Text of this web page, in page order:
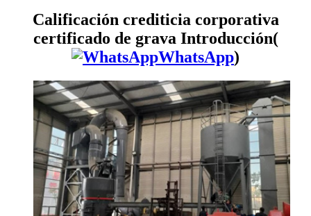
Calificación crediticia corporativa
certificado de grava Introducción(
WhatsApp)